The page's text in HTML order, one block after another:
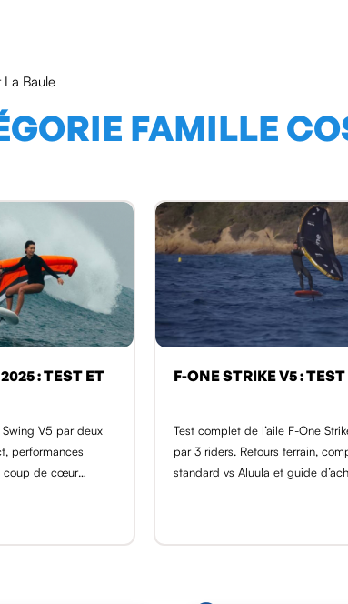
La Baule
FAMILLE
: TEST ET
V5 par deux
performances
coup de cœur
F-ONE STRIKE V5 :
Test complet de l’aile F-One
par 3 riders. Retours terrain,
standard vs Aluula et guide